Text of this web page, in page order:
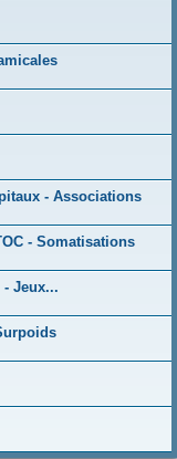
- Associations
- Somatisations
Jeux...